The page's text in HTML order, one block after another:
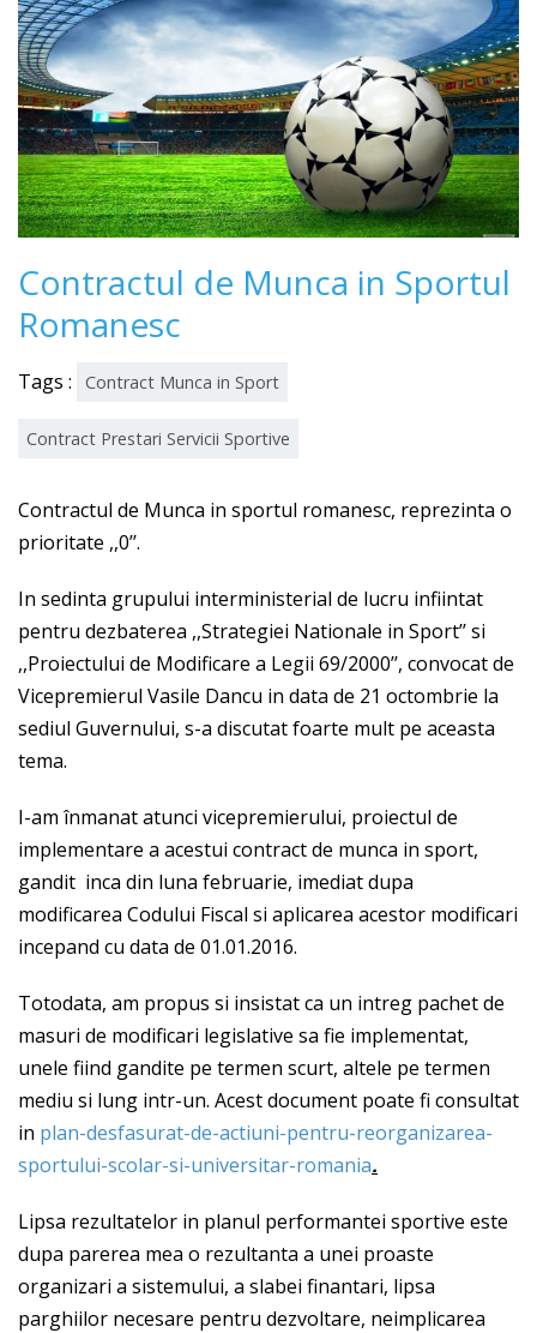
Contractul de Munca in Sportul
Romanesc
Tags : Contract Munca in Sport
Contract Prestari Servicii Sportive
Contractul de Munca in sportul romanesc, reprezinta o
prioritate ,,0’’.
In sedinta grupului interministerial de lucru infiintat
pentru dezbaterea ,,Strategiei Nationale in Sport’’ si
,,Proiectului de Modificare a Legii 69/2000’’, convocat de
Vicepremierul Vasile Dancu in data de 21 octombrie la
sediul Guvernului, s-a discutat foarte mult pe aceasta
tema.
I-am înmanat atunci vicepremierului, proiectul de
implementare a acestui contract de munca in sport,
gandit inca din luna februarie, imediat dupa
modificarea Codului Fiscal si aplicarea acestor modificari
incepand cu data de 01.01.2016.
Totodata, am propus si insistat ca un intreg pachet de
masuri de modificari legislative sa fie implementat,
unele fiind gandite pe termen scurt, altele pe termen
mediu si lung intr-un. Acest document poate fi consultat
in plan-desfasurat-de-actiuni-pentru-reorganizarea-
sportului-scolar-si-universitar-romania.
Lipsa rezultatelor in planul performantei sportive este
dupa parerea mea o rezultanta a unei proaste
organizari a sistemului, a slabei finantari, lipsa
parghiilor necesare pentru dezvoltare, neimplicarea